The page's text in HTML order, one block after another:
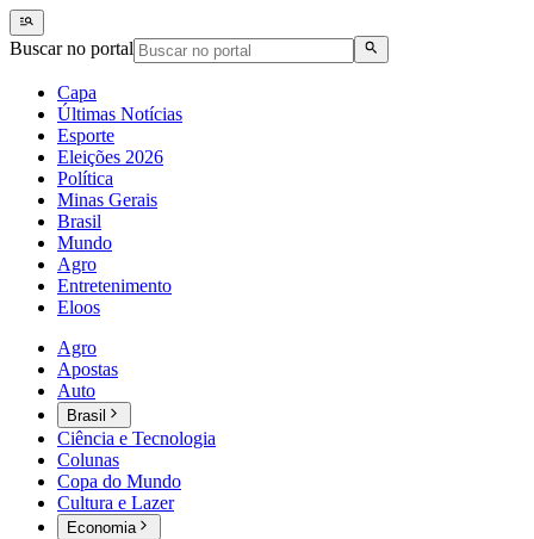
Buscar no portal
Capa
Últimas Notícias
Esporte
Eleições 2026
Política
Minas Gerais
Brasil
Mundo
Agro
Entretenimento
Eloos
Agro
Apostas
Auto
Brasil
Ciência e Tecnologia
Colunas
Copa do Mundo
Cultura e Lazer
Economia